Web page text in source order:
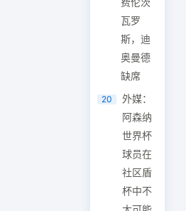
瓦罗
斯，迪
奥曼德
缺席
20
外媒：
阿森纳
世界杯
球员在
社区盾
杯中不